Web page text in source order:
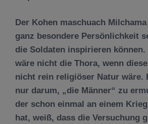
Der Kohen maschuach
ganz besondere Persönlichkeit
die Soldaten inspirieren können.
wäre nicht die Thora, wenn
nicht rein religiöser Natur wäre.
nur darum, „die Männer“ zu
der schon einmal an einem
hat, weiß, dass die Versuchung